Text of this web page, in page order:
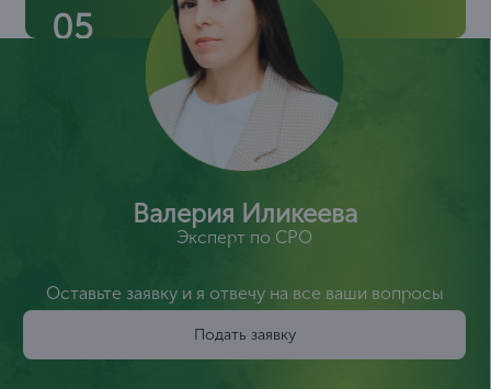
05
Валерия Иликеева
Эксперт по СРО
Оставьте заявку и я отвечу на все ваши вопросы
Подать заявку